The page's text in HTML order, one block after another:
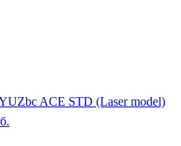
ACE STD (Laser model)